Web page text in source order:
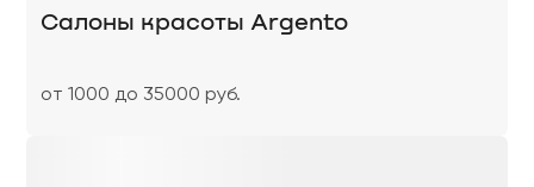
Салоны красоты Аrgento
от 1000 до 35000 руб.